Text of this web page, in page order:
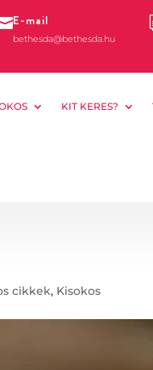
E-mail
bethesda@bethesda.hu
KIT KERES?
cikkek, Kisokos